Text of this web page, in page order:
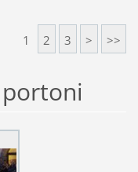
1 2 3 > >>